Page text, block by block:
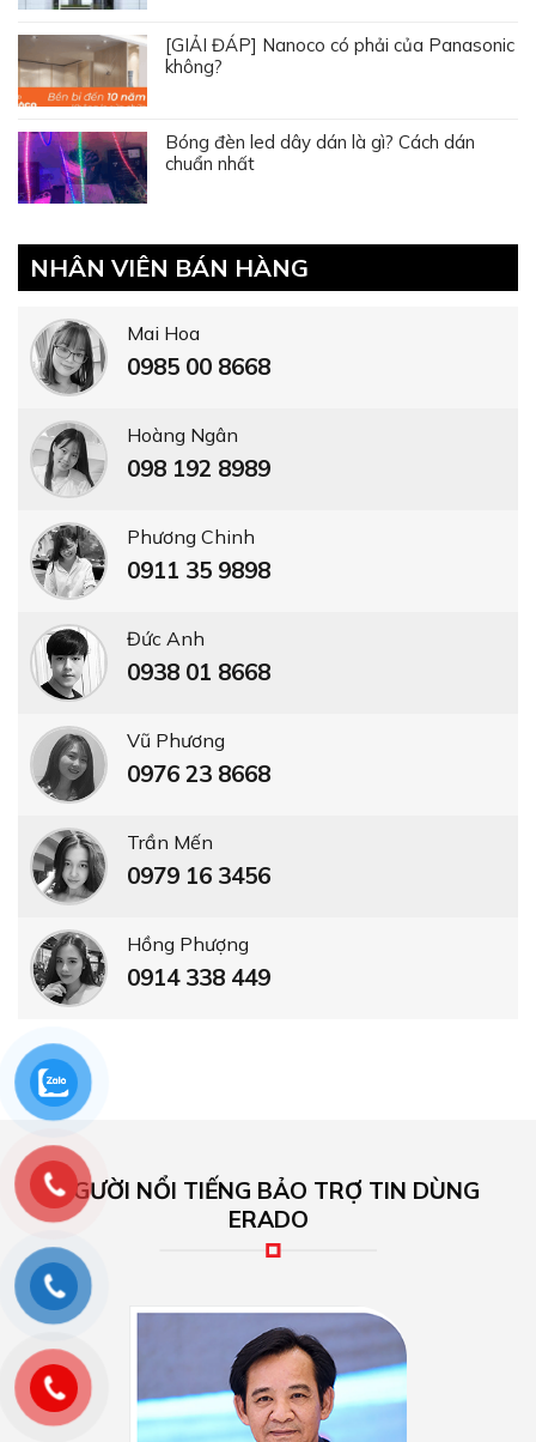
[GIẢI ĐÁP] Nanoco có phải của Panasonic
không?
Bóng đèn led dây dán là gì? Cách dán
chuẩn nhất
NHÂN VIÊN BÁN HÀNG
Mai Hoa
0985 00 8668
Hoàng Ngân
098 192 8989
Phương Chinh
0911 35 9898
Đức Anh
0938 01 8668
Vũ Phương
0976 23 8668
Trần Mến
0979 16 3456
Hồng Phượng
0914 338 449
NGƯỜI NỔI TIẾNG BẢO TRỢ TIN DÙNG
ERADO